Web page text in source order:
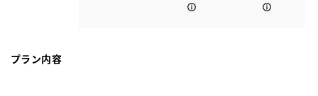
プラン内容